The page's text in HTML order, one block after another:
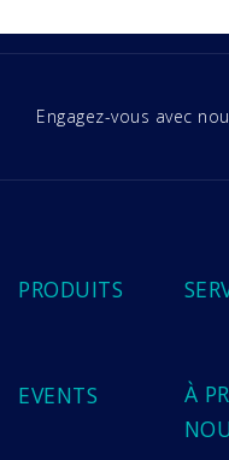
Engagez-vous avec
PRODUITS
EVENTS
À